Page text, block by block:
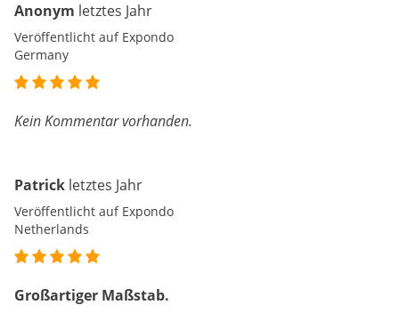
Anonym letztes Jahr
Veröffentlicht auf Expondo
Germany
Kein Kommentar vorhanden.
Patrick letztes Jahr
Veröffentlicht auf Expondo
Netherlands
Großartiger Maßstab.